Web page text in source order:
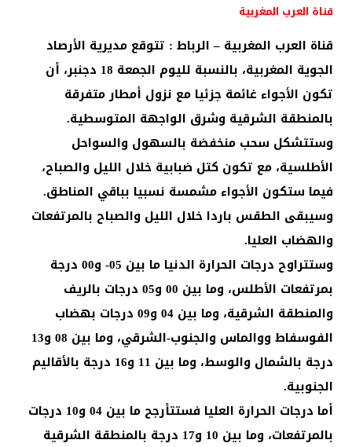
قناة العرب المغربية
قناة العرب المغربية – الرباط : تتوقع مديرية الأرصاد
الجوية المغربية، بالنسبة لليوم الجمعة 18 دجنبر، أن
تكون الأجواء غائمة جزئيا مع نزول أمطار متفرقة
بالمنطقة الشرقية وشرق الواجهة المتوسطية.
وستتشكل سحب منخفضة بالسهول والسواحل
الأطلسية، مع تكون كتل ضبابية خلال الليل والصباح،
فيما ستكون الأجواء مشمسة نسبيا بباقي المناطق.
وسيبقى الطقس باردا خلال الليل والصباح بالمرتفعات
والهضاب العليا.
وستتراوح درجات الحرارة الدنيا ما بين 05- و00 درجة
بمرتفعات الأطلس، وما بين 00 و05 درجات بالريف
والمنطقة الشرقية، وما بين 04 و09 درجات بهضاب
الفوسفاط ووالماس والجنوب-الشرقي، وما بين 08 و13
درجة بالشمال والوسط، وما بين 11 و16 درجة بالأقاليم
الجنوبية.
أما درجات الحرارة العليا فستتأرجح ما بين 04 و10 درجات
بالمرتفعات، وما بين 10 و17 درجة بالمنطقة الشرقية